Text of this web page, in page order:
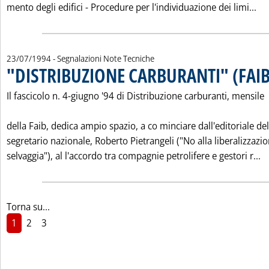
mento degli edifici - Procedure per l'individuazione dei limi...
23/07/1994- Segnalazioni Note Tecniche
"DISTRIBUZIONE CARBURANTI"
Il fascicolo n. 4-giugno '94 di Distribuzione carburanti, mensile
della Faib, dedica ampio spazio, a co minciare dall'editoriale del
segretario nazionale, Roberto Pietrangeli ("No alla
selvaggia"), al l'accordo tra compagnie petrolifere e gestori r...
Torna su...
1
2 3